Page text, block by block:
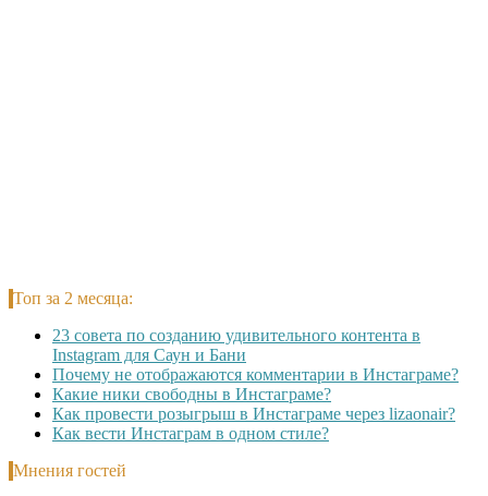
Топ за 2 месяца:
23 совета по созданию удивительного контента в
Instagram для Саун и Бани
Почему не отображаются комментарии в Инстаграме?
Какие ники свободны в Инстаграме?
Как провести розыгрыш в Инстаграме через lizaonair?
Как вести Инстаграм в одном стиле?
Мнения гостей